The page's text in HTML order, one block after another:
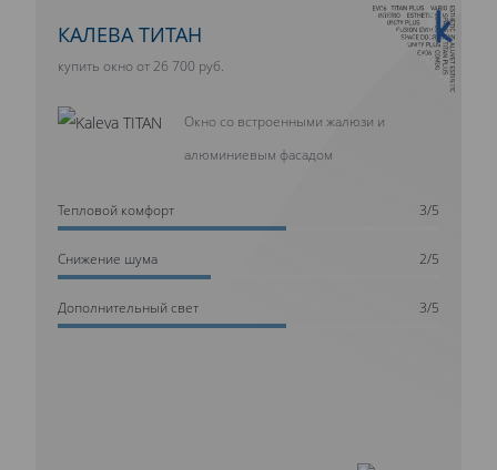
10 ЛЕТ ГАРАНТИИ
КАЛЕВА ТИТАН
купить окно от 26 700 руб.
Окно со встроенными жалюзи и
алюминиевым фасадом
Тепловой комфорт 3/5
Cнижение шума 2/5
Дополнительный свет 3/5